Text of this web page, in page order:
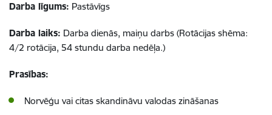
Darba līgums: Pastāvīgs
Darba laiks: Darba dienās, maiņu darbs (Rotācijas shēma:
4/2 rotācija, 54 stundu darba nedēļa.)
Prasības:
Norvēģu vai citas skandināvu valodas zināšanas